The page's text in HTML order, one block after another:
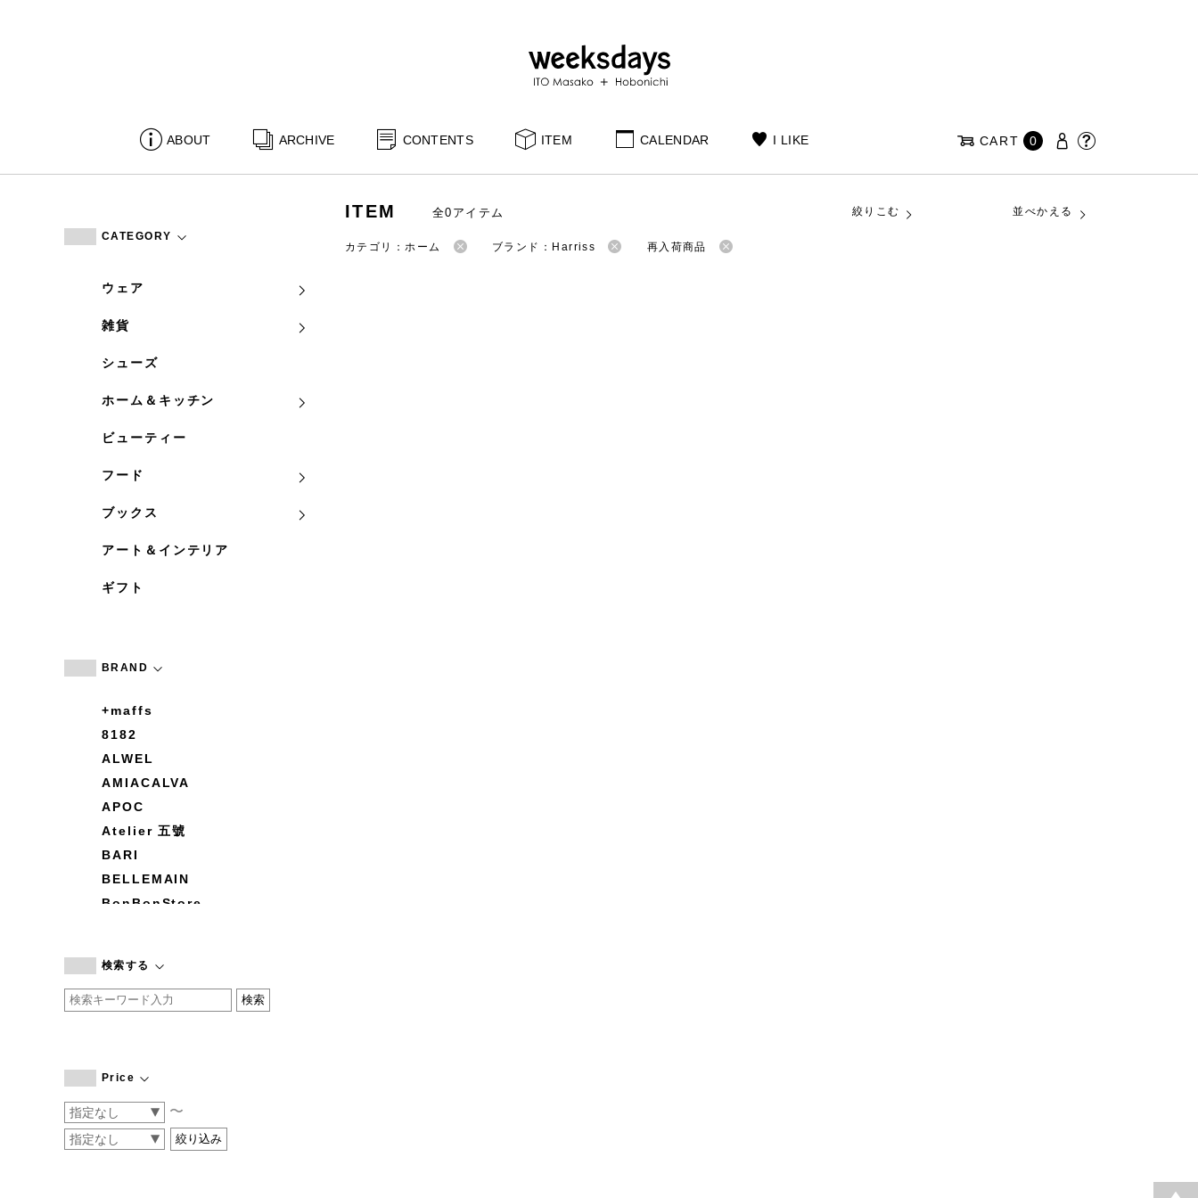
ABOUT ARCHIVE CONTENTS ITEM CALENDAR I LIKE CART 0
CATEGORY
ウェア
雑貨
シューズ
ホーム＆キッチン
ビューティー
フード
ブックス
アート＆インテリア
ギフト
BRAND
+maffs
8182
ALWEL
AMIACALVA
APOC
Atelier 五號
BARI
BELLEMAIN
BonBonStore
by basics
CATWORTH
COGTHEBIGSMOKE
CONVERSE
DEAN & DELUCA
検索する
Price
〜
ITEM 全0アイテム 絞りこむ 並べかえる
カテゴリ：ホーム ブランド：Harriss 再入荷商品